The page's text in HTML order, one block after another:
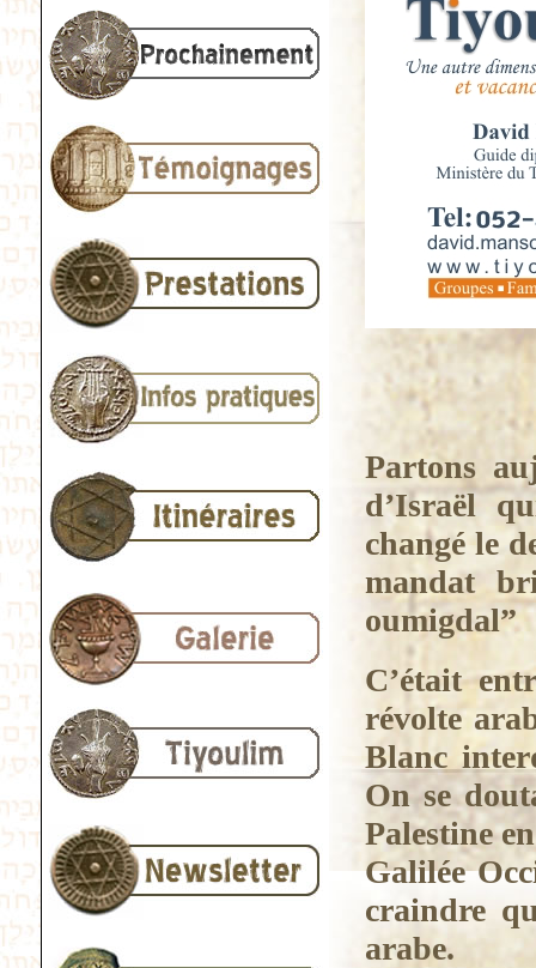
Partons
d’Israël
changé le
mandat
oumigdal”
C’était
révolte
Blanc
On se
Palestine
Galilée
craindre
arabe.